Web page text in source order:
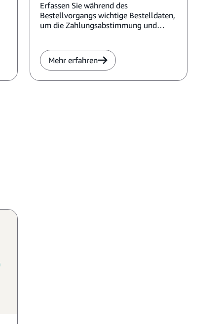
Erfassen Sie während des
Bestellvorgangs wichtige Bestelldaten,
um die Zahlungsabstimmung und
Mehr erfahren